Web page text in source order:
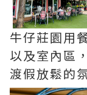
牛仔莊園用
以及室內區
渡假放鬆的